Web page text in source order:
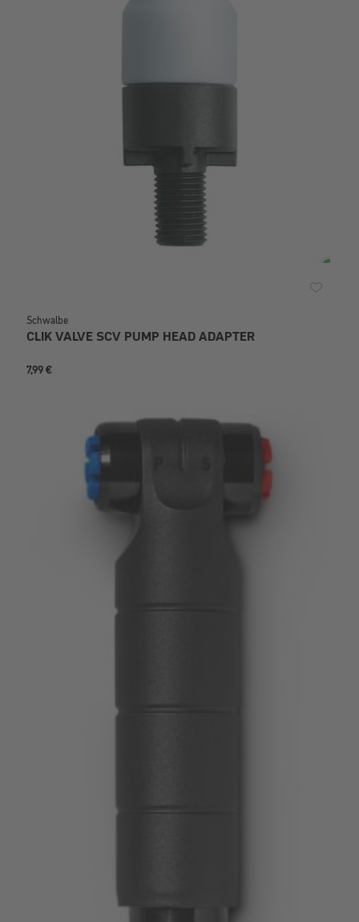
Schwalbe
CLIK VALVE SCV PUMP HEAD ADAPTER
7,99 €